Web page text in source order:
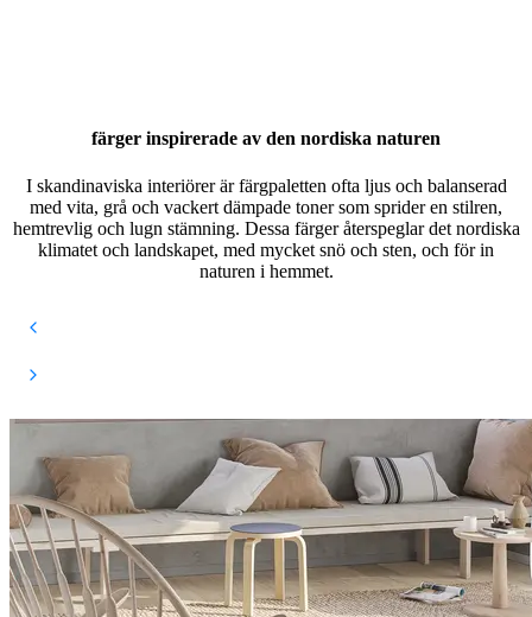
färger inspirerade av den nordiska naturen
I skandinaviska interiörer är färgpaletten ofta ljus och balanserad
med vita, grå och vackert dämpade toner som sprider en stilren,
hemtrevlig och lugn stämning. Dessa färger återspeglar det nordiska
klimatet och landskapet, med mycket snö och sten, och för in
naturen i hemmet.